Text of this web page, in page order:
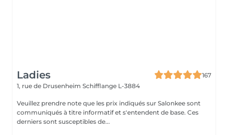
Ladies
167
1, rue de Drusenheim Schifflange L-3884
Veuillez prendre note que les prix indiqués sur Salonkee sont
communiqués à titre informatif et s'entendent de base. Ces
derniers sont susceptibles de...